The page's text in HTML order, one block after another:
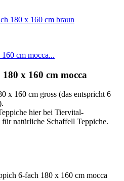
cm mocca...
x 160 cm mocca
x 160 cm gross (das entspricht 6
hier bei Tiervital-
natürliche Schaffell Teppiche.